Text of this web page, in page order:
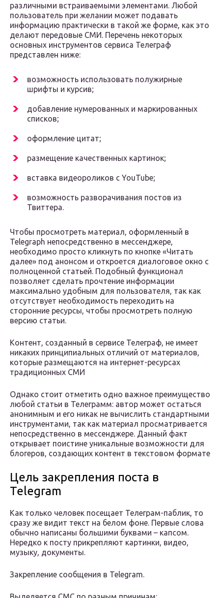
различными встраиваемыми элементами. Любой
пользователь при желании может подавать
информацию практически в такой же форме, как это
делают передовые СМИ. Перечень некоторых
основных инструментов сервиса Телеграф
представлен ниже:
возможность использовать полужирные
шрифты и курсив;
добавление нумерованных и маркированных
списков;
оформление цитат;
размещение качественных картинок;
вставка видеороликов с YouTube;
возможность разворачивания постов из
Твиттера.
Чтобы просмотреть материал, оформленный в
Telegraph непосредственно в мессенджере,
необходимо просто кликнуть по кнопке «Читать
далее» под анонсом и откроется диалоговое окно с
полноценной статьей. Подобный функционал
позволяет сделать прочтение информации
максимально удобным для пользователя, так как
отсутствует необходимость переходить на
сторонние ресурсы, чтобы просмотреть полную
версию статьи.
Контент, созданный в сервисе Телеграф, не имеет
никаких принципиальных отличий от материалов,
которые размещаются на интернет-ресурсах
традиционных СМИ
Однако стоит отметить одно важное преимущество
любой статьи в Телеграмм: автор может остаться
анонимным и его никак не вычислить стандартными
инструментами, так как материал просматривается
непосредственно в мессенджере. Данный факт
открывает поистине уникальные возможности для
блогеров, создающих контент в текстовом формате
Цель закрепления поста в
Telegram
Как только человек посещает Телеграм-паблик, то
сразу же видит текст на белом фоне. Первые слова
обычно написаны большими буквами – капсом.
Нередко к посту прикрепляют картинки, видео,
музыку, документы.
Закрепление сообщения в Telegram.